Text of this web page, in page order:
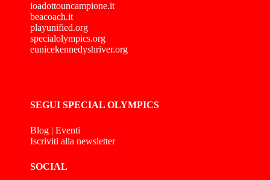
ioadottouncampione.it
beacoach.it
playunified.org
specialolympics.org
eunicekennedyshriver.org
SEGUI SPECIAL OLYMPICS
Blog | Eventi
Iscriviti alla newsletter
SOCIAL